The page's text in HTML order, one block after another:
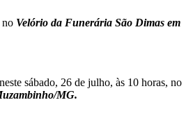
no Velório da Funerária São Dimas em
sábado, 26 de julho, às 10 horas, no
MG.